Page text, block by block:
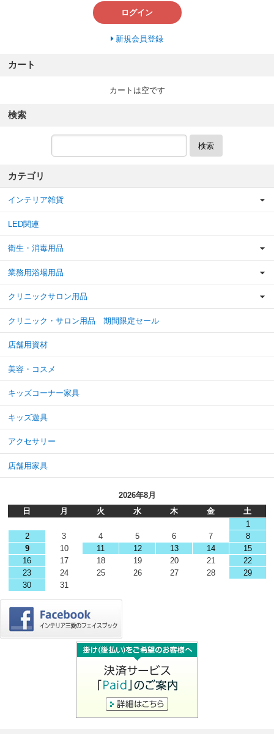
ログイン
新規会員登録
カート
カートは空です
検索
検索
カテゴリ
インテリア雑貨
LED関連
衛生・消毒用品
業務用浴場用品
クリニックサロン用品
クリニック・サロン用品 期間限定セール
店舗用資材
美容・コスメ
キッズコーナー家具
キッズ遊具
アクセサリー
店舗用家具
2026年8月
日
月 火 水 木 金
土
1
2
3 4 5 6 7
8
9
10 11 12 13 14
15
16
17 18 19 20 21
22
23
24 25 26 27 28
29
30
31